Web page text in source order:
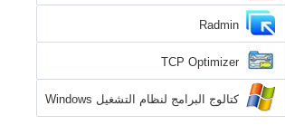
Radmin
TCP Optimizer
كتالوج البرامج لنظام التشغيل Windows
7